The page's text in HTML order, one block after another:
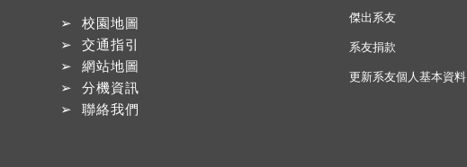
➢ 校園地圖
➢ 交通指引
➢ 網站地圖
➢ 分機資訊
➢ 聯絡我們
傑出系友
系友捐款
更新系友個人基本資料